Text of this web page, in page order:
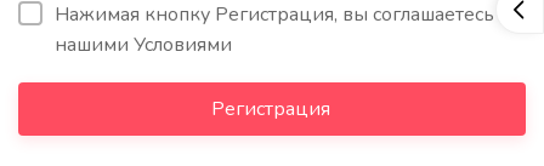
Нажимая кнопку Регистрация, вы соглашаетесь с
нашими Условиями
Регистрация